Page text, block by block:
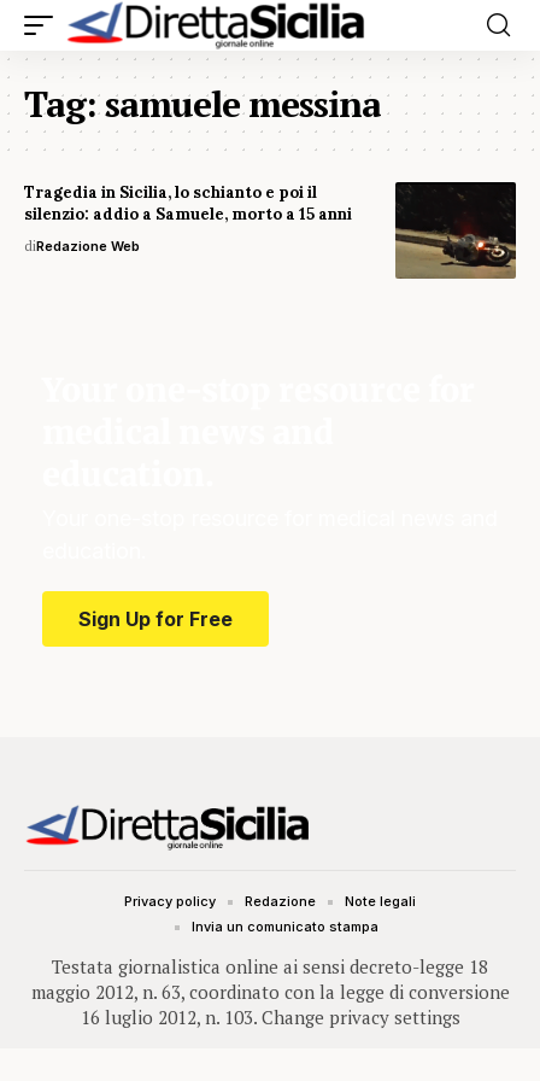
Tag:samuele messina
Tragedia in Sicilia, lo schianto e poi il
silenzio: addio a Samuele, morto a 15 anni
diRedazione Web
Sign Up for Free
Testata giornalistica online ai sensi decreto-legge 18
maggio 2012, n. 63, coordinato con la legge di conversione
16 luglio 2012, n. 103. Change privacy settings
Privacy policy Redazione
Note legali
Invia un comunicato stampa